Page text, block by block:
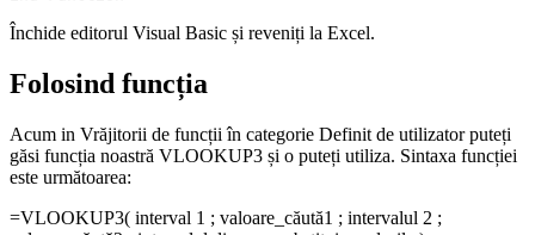
Închide editorul Visual Basic și reveniți la Excel.
Folosind funcția
Acum in Vrăjitorii de funcțiiîn categorie Definit de utilizatorputeți
găsi funcția noastră VLOOKUP3 și o puteți utiliza. Sintaxa funcției
este următoarea:
=VLOOKUP3( interval 1 ; valoare_căută1 ; intervalul 2 ;